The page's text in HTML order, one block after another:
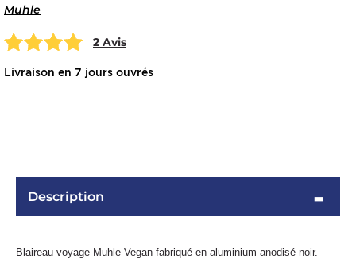
Muhle
2 Avis
Livraison en 7 jours ouvrés
Description
Blaireau voyage Muhle Vegan fabriqué en aluminium anodisé noir.